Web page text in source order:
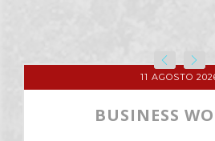
11 AGOSTO
BUSINESS